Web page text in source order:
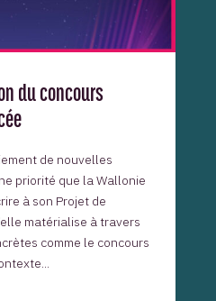
du concours
de nouvelles
priorité que la Wallonie
à son Projet de
matérialise à travers
comme le concours